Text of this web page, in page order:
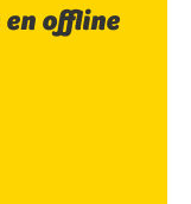
en offline